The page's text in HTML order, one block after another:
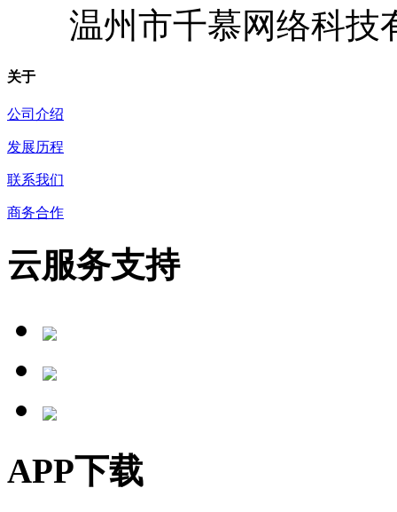
温州市千慕网络科技
关于
公司介绍
发展历程
联系我们
商务合作
云服务支持
APP下载